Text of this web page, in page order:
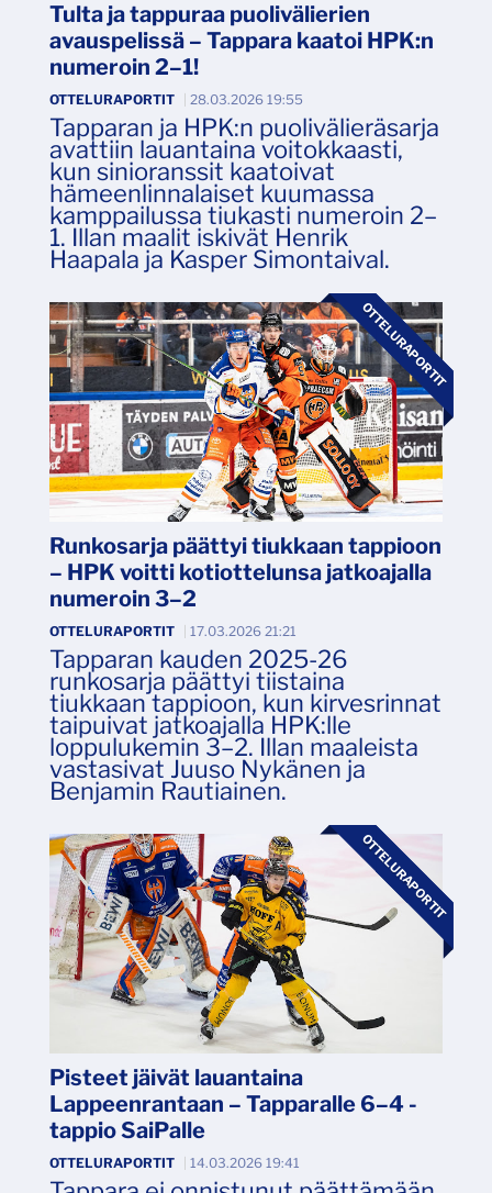
Tulta ja tappuraa puolivälierien
avauspelissä – Tappara kaatoi HPK:n
numeroin 2–1!
OTTELURAPORTIT 28.03.2026 19:55
Tapparan ja HPK:n puolivälieräsarja
avattiin lauantaina voitokkaasti,
kun sinioranssit kaatoivat
hämeenlinnalaiset kuumassa
kamppailussa tiukasti numeroin 2–
1. Illan maalit iskivät Henrik
Haapala ja Kasper Simontaival.
OTTELURAPORTIT
Runkosarja päättyi tiukkaan tappioon
– HPK voitti kotiottelunsa jatkoajalla
numeroin 3–2
OTTELURAPORTIT 17.03.2026 21:21
Tapparan kauden 2025-26
runkosarja päättyi tiistaina
tiukkaan tappioon, kun kirvesrinnat
taipuivat jatkoajalla HPK:lle
loppulukemin 3–2. Illan maaleista
vastasivat Juuso Nykänen ja
Benjamin Rautiainen.
OTTELURAPORTIT
Pisteet jäivät lauantaina
Lappeenrantaan – Tapparalle 6–4 -
tappio SaiPalle
OTTELURAPORTIT 14.03.2026 19:41